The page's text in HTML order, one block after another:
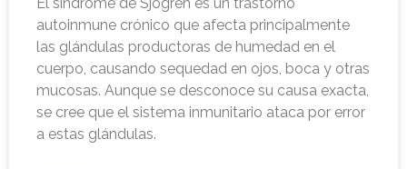
autoinmune crónico que afecta principalmente
las glándulas productoras de humedad en el
cuerpo, causando sequedad en ojos, boca y otras
mucosas. Aunque se desconoce su causa exacta,
se cree que el sistema inmunitario ataca por error
a estas glándulas.